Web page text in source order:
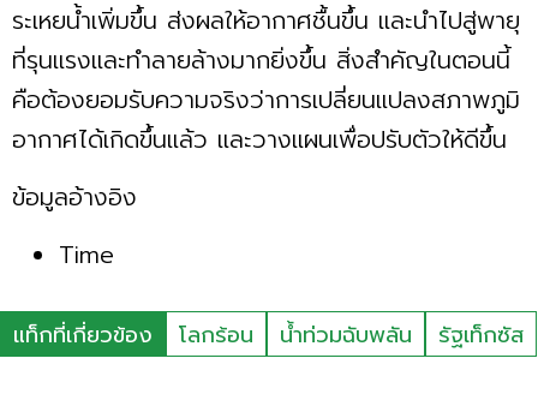
ระเหยน้ำเพิ่มขึ้น ส่งผลให้อากาศชื้นขึ้น และนำไปสู่พายุ
ที่รุนแรงและทำลายล้างมากยิ่งขึ้น สิ่งสำคัญในตอนนี้
คือต้องยอมรับความจริงว่าการเปลี่ยนแปลงสภาพภูมิ
อากาศได้เกิดขึ้นแล้ว และวางแผนเพื่อปรับตัวให้ดีขึ้น
ข้อมูลอ้างอิง
Time
แท็กที่เกี่ยวข้อง โลกร้อน น้ำท่วมฉับพลัน รัฐเท็กซัส